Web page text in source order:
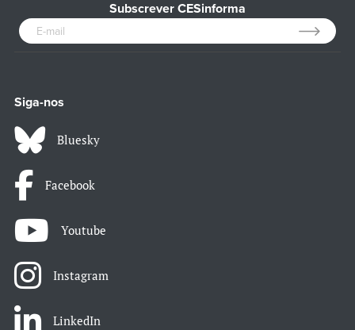
Subscrever CESinforma
Siga-nos
Bluesky
Facebook
Youtube
Instagram
LinkedIn